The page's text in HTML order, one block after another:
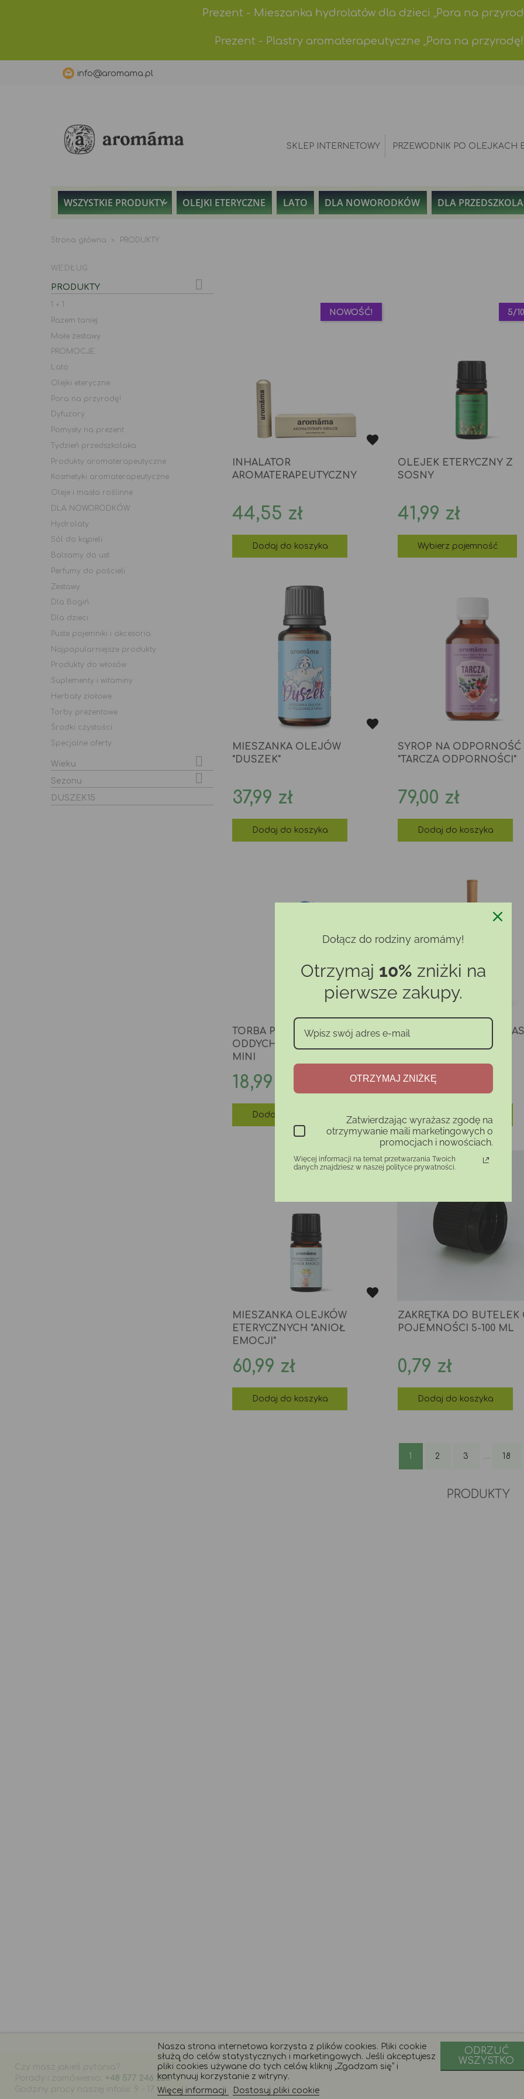
Prezent - Mieszanka hydrolatów dla dzieci „Pora na
Prezent - Plastry aromaterapeutyczne „Pora na
info@aromama.pl
SKLEP INTERNETOWY PRZEWODNIK PO OLEJKACH
WSZYSTKIE PRODUKTY OLEJKI ETERYCZNE LATO DLA NOWORODKÓW DLA
Strona główna PRODUKTY
WEDŁUG
PRODUKTY 
1 + 1
Razem taniej
Małe zestawy
PROMOCJE
Lato
Olejki eteryczne
Pora na przyrodę!
Dyfuzory
Pomysły na prezent
Tydzień przedszkolaka
Produkty aromaterapeutyczne
Kosmetyki aromaterapeutyczne
Oleje i masła roślinne
DLA NOWORODKÓW
Hydrolaty
Sól do kąpieli
Balsamy do ust
Perfumy do pościeli
Zestawy
Dla Bogiń
Dla dzieci
Puste pojemniki i akcesoria
Najpopularniejsze produkty
Produkty do włosów
Suplementy i witaminy
Herbaty ziołowe
Torby prezentowe
Środki czystości
Specjalne oferty
Wieku 
Sezonu 
DUSZEK15
NOWOŚĆ!
INHALATOR
AROMATERAPEUTYCZNY
Cena
44,55 zł
Dodaj do koszyka
5/
OLEJEK ETERYCZNY Z
SOSNY
Cena
41,99 zł
Wybierz pojemność
MIESZANKA OLEJÓW
"DUSZEK"
Cena
37,99 zł
Dodaj do koszyka
SYROP NA ODPORNOŚĆ
"TARCZA ODPORNOŚCI"
Cena
79,00 zł
Dodaj do koszyka
TORBA PREZENTOWA
ODDYCHAJ SWOBODNIE
MINI
Cena
18,99 zł
Dodaj do koszyka
DYFUZOR „ORZECH”
Cena
199,99 zł
Dodaj do koszyka
MIESZANKA OLEJKÓW
ETERYCZNYCH "ANIOŁ
EMOCJI"
Cena
60,99 zł
Dodaj do koszyka
ZAKRĘTKA DO BUTELEK
POJEMNOŚCI 5-100 ML
Cena
0,79 zł
Dodaj do koszyka
1 2 3 … 18
PRODUKTY
Nasza strona internetowa korzysta z plików cookies. Pliki cookie
służą do celów statystycznych i marketingowych. Jeśli akceptujesz
pliki cookies używane do tych celów, kliknij „Zgadzam się” i
kontynuuj korzystanie z witryny.
Więcej informacji
Dostosuj pliki cookie
ODRZUĆ
WSZYSTKO
+48 577 246 228
Dołącz do rodziny aromámy!
Otrzymaj 10% zniżki na
pierwsze zakupy.
OTRZYMAJ ZNIŻKĘ
Zatwierdzając wyrażasz zgodę na
otrzymywanie maili marketingowych o
promocjach i nowościach.
Więcej informacji na temat przetwarzania Twoich
danych znajdziesz w naszej polityce prywatności.